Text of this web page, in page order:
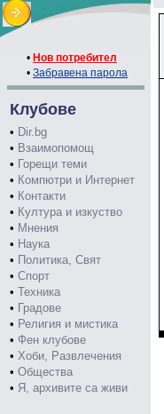
• Нов потребител
• Забравена парола
Клубове
• Dir.bg
• Взаимопомощ
• Горещи теми
• Компютри и Интернет
• Контакти
• Култура и изкуство
• Мнения
• Наука
• Политика, Свят
• Спорт
• Техника
• Градове
• Религия и мистика
• Фен клубове
• Хоби, Развлечения
• Общества
• Я, архивите са живи